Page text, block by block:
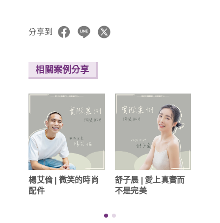
分享到
相關案例分享
楊艾倫 | 微笑的時尚
配件
舒子晨 | 愛上真實而
不是完美